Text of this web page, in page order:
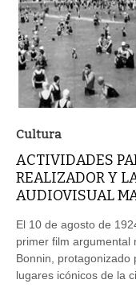
Cultura
ACTIVIDADES
REALIZADOR Y
AUDIOVISUAL
El 10 de agosto de
primer film argumental
Bonnin, protagonizado
lugares icónicos de la